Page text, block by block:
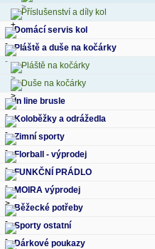
Příslušenství a díly kol
Domácí servis kol
Pláště a duše na kočárky
Pláště na kočárky
Duše na kočárky
In line brusle
Koloběžky a odrážedla
Zimní sporty
Florball - výprodej
FUNKČNÍ PRÁDLO
MOIRA výprodej
Běžecké potřeby
Sporty ostatní
Dárkové poukazy